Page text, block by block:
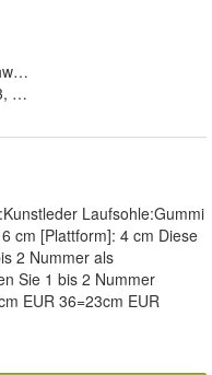
Laufsohle:Gummi
cm [Plattform]: 4 cm Diese
2 Nummer als
Sie 1 bis 2 Nummer
EUR 36=23cm EUR